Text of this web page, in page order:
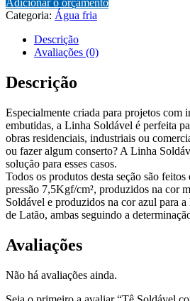
Categoria: Água fria
Descrição
Avaliações (0)
Descrição
Especialmente criada para projetos com
embutidas, a Linha Soldável é perfeita
obras residenciais, industriais ou
ou fazer algum conserto? A Linha
solução para esses casos.
Todos os produtos desta seção são
pressão 7,5Kgf/cm², produzidos na cor
Soldável e produzidos na cor azul para
de Latão, ambas seguindo a
Avaliações
Não há avaliações ainda.